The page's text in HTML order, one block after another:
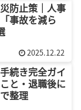
防止策｜人事
事故を減ら
2025.12.22
続き完全ガイ
と・退職後に
整理